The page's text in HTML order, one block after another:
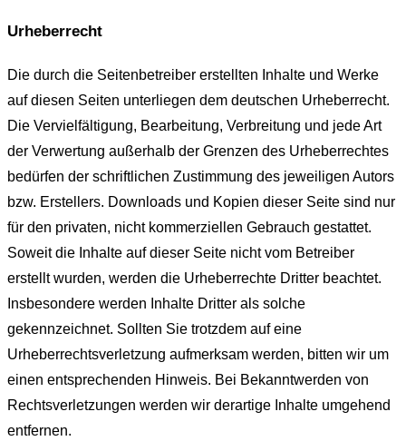
Urheberrecht
Die durch die Seitenbetreiber erstellten Inhalte und Werke
auf diesen Seiten unterliegen dem deutschen Urheberrecht.
Die Vervielfältigung, Bearbeitung, Verbreitung und jede Art
der Verwertung außerhalb der Grenzen des Urheberrechtes
bedürfen der schriftlichen Zustimmung des jeweiligen Autors
bzw. Erstellers. Downloads und Kopien dieser Seite sind nur
für den privaten, nicht kommerziellen Gebrauch gestattet.
Soweit die Inhalte auf dieser Seite nicht vom Betreiber
erstellt wurden, werden die Urheberrechte Dritter beachtet.
Insbesondere werden Inhalte Dritter als solche
gekennzeichnet. Sollten Sie trotzdem auf eine
Urheberrechtsverletzung aufmerksam werden, bitten wir um
einen entsprechenden Hinweis. Bei Bekanntwerden von
Rechtsverletzungen werden wir derartige Inhalte umgehend
entfernen.